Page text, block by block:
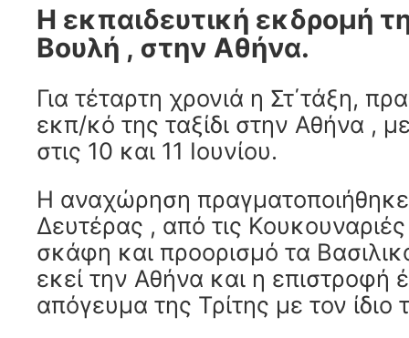
Η εκπαιδευτική εκδρομή
Βουλή , στην Αθήνα.
Για τέταρτη χρονιά η Στ΄τάξη,
εκπ/κό της ταξίδι στην Αθήνα ,
στις 10 και 11 Ιουνίου.
Η αναχώρηση
Δευτέρας , από τις
σκάφη και προορισμό τα
εκεί την Αθήνα και η επιστροφή
απόγευμα της Τρίτης με τον ίδιο